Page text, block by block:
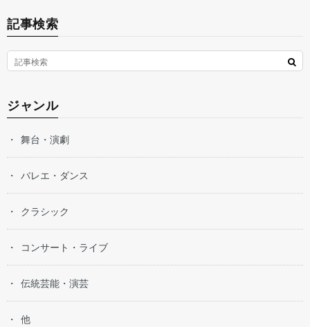
記事検索
ジャンル
舞台・演劇
バレエ・ダンス
クラシック
コンサート・ライブ
伝統芸能・演芸
他